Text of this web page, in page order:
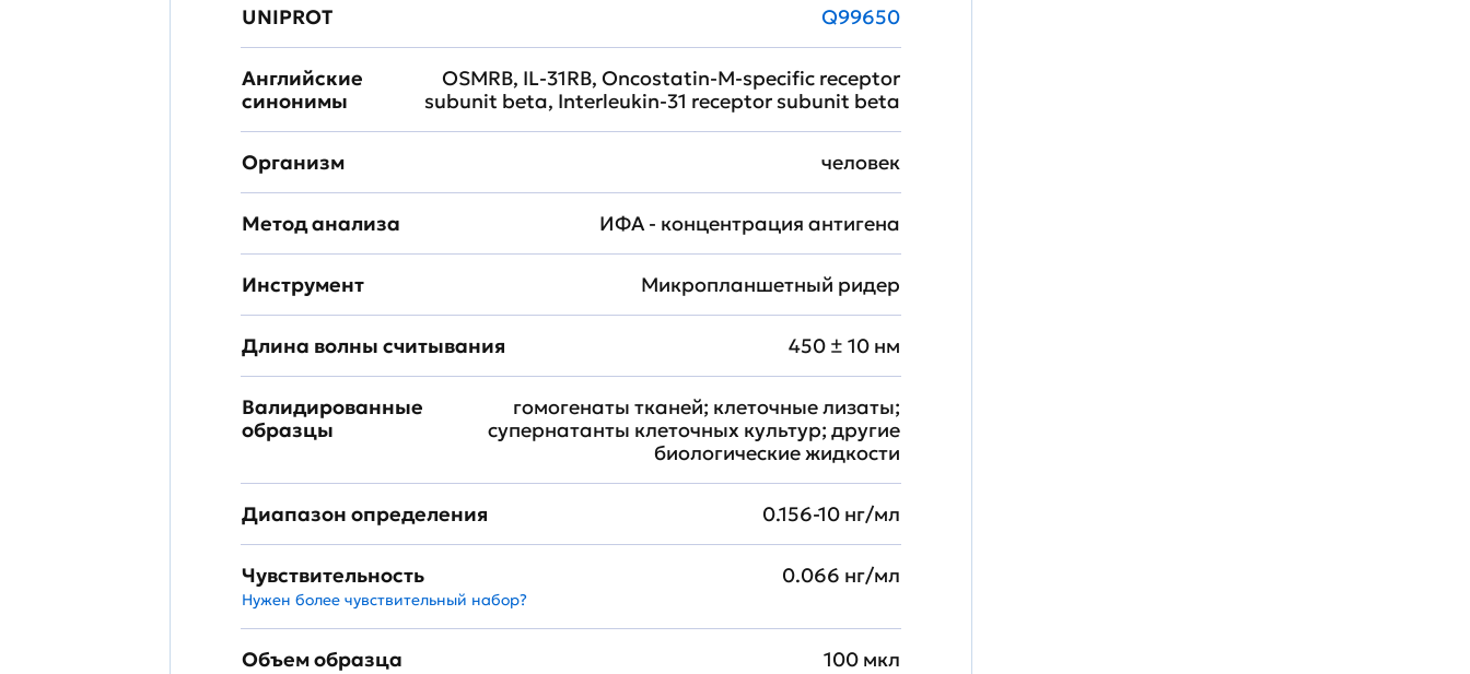
UNIPROT Q99650
Английские
синонимы
OSMRB, IL-31RB, Oncostatin-M-specific receptor
subunit beta, Interleukin-31 receptor subunit beta
Организм человек
Метод анализа ИФА - концентрация антигена
Инструмент Микропланшетный ридер
Длина волны считывания 450 ± 10 нм
Валидированные
образцы
гомогенаты тканей; клеточные лизаты;
супернатанты клеточных культур; другие
биологические жидкости
Диапазон определения 0.156-10 нг/мл
Чувствительность
Нужен более чувствительный набор?
0.066 нг/мл
Объем образца 100 мкл